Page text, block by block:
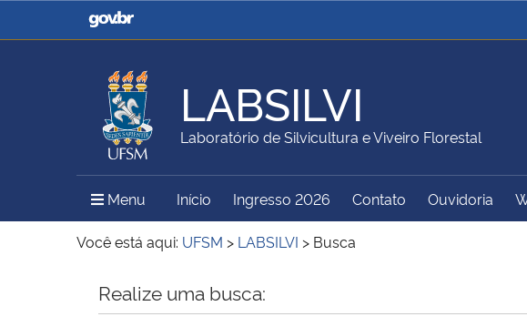
Casa Civil
Ministério da Justiça e
Ministério da
Ministério da Agricultura,
Pecuária e Abastecimento
Ministério da Educação
Ministério do Meio Ambiente Ministério do Turismo
Ministério do
LABSILVI
Laboratório de Silvicultura e Viveiro Florestal
Menu Menu Principal do Sítio
Início Ingresso 2026 Contato Ouvidoria
Você está aqui: UFSM > LABSILVI > Busca
Início do conteúdo
Realize uma busca: